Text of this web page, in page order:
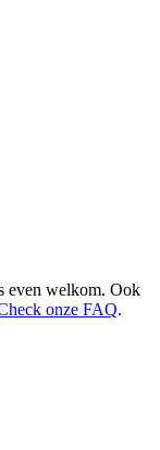
even welkom. Ook
onze FAQ.